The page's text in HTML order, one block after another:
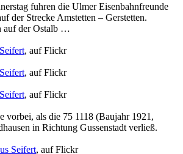
fuhren die Ulmer Eisenbahnfreunde
der Strecke Amstetten – Gerstetten.
auf der Ostalb …
, auf Flickr
, auf Flickr
, auf Flickr
vorbei, als die 75 1118 (Baujahr 1921,
in Richtung Gussenstadt verließ.
Seifert, auf Flickr